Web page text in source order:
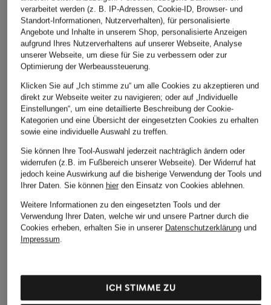
DRYKORN
Wide Leg Jeans
MEDLEY
134,99 €
Bestpreis:114,74 €
Ursprünglich:149,99 €
CAMBIO
Barrel Jeans OCEAN
159,90 €
AGOLDE
Cropped Jeans
279,99 €
Ursprünglich:349,99
Weitere Kategorien
Blaue MARC CAIN Blusen
Pullover
MARC CAIN 7/8-Hosen
MARC CAIN Pullover
verarbeitet werden (z. B. IP-Adressen, Cookie-ID, Browser- und
Standort-Informationen, Nutzerverhalten), für personalisierte
Angebote und Inhalte in unserem Shop, personalisierte Anzeigen
aufgrund Ihres Nutzerverhaltens auf unserer Webseite, Analyse
unserer Webseite, um diese für Sie zu verbessern oder zur
Optimierung der Werbeaussteuerung.
Klicken Sie auf „Ich stimme zu“ um alle Cookies zu akzeptieren und
direkt zur Webseite weiter zu navigieren; oder auf „Individuelle
Einstellungen“, um eine detaillierte Beschreibung der Cookie-
Kategorien und eine Übersicht der eingesetzten Cookies zu erhalten
sowie eine individuelle Auswahl zu treffen.
Sie können Ihre Tool-Auswahl jederzeit nachträglich ändern oder
widerrufen (z.B. im Fußbereich unserer Webseite). Der Widerruf hat
jedoch keine Auswirkung auf die bisherige Verwendung der Tools und
Ihrer Daten. Sie können hierden Einsatz von Cookies ablehnen.
Weitere Informationen zu den eingesetzten Tools und der
Verwendung Ihrer Daten, welche wir und unsere Partner durch die
Cookies erheben, erhalten Sie in unserer Datenschutzerklärungund
Impressum.
ICH STIMME ZU